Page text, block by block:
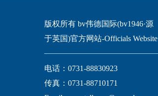
版权所有 bv伟德国际(bv1946·源
于英国)官方网站-Officials Website
电话：0731-88830923
传真：0731-88710171